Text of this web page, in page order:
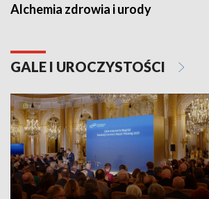
Alchemia zdrowia i urody
GALE I UROCZYSTOŚCI